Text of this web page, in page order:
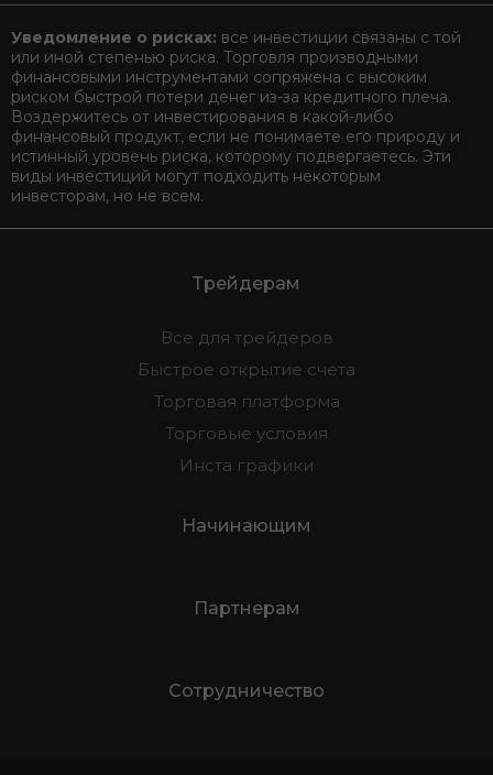
Уведомление о рисках: все инвестиции связаны с той
или иной степенью риска. Торговля производными
финансовыми инструментами сопряжена с высоким
риском быстрой потери денег из-за кредитного плеча.
Воздержитесь от инвестирования в какой-либо
финансовый продукт, если не понимаете его природу и
истинный уровень риска, которому подвергаетесь. Эти
виды инвестиций могут подходить некоторым
инвесторам, но не всем.
Трейдерам
Все для трейдеров
Быстрое открытие счета
Торговая платформа
Торговые условия
Инста графики
Начинающим
Партнерам
Сотрудничество